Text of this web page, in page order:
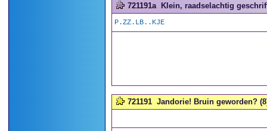
721191a Klein, raadselachtig
P.ZZ.LB..KJE
721191 Jandorie! Bruin geworden?